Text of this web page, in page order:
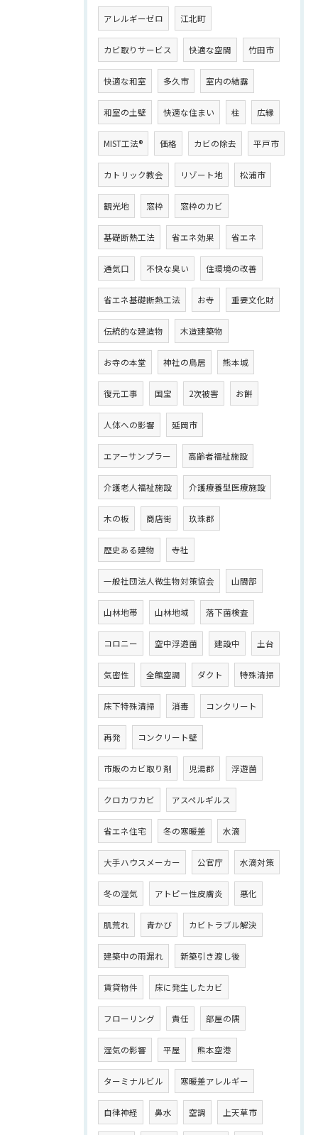
アレルギーゼロ 江北町
カビ取りサービス 快適な空間 竹田市
快適な和室 多久市 室内の結露
和室の土壁 快適な住まい 柱 広縁
MIST工法® 価格 カビの除去 平戸市
カトリック教会 リゾート地 松浦市
観光地 窓枠 窓枠のカビ
基礎断熱工法 省エネ効果 省エネ
通気口 不快な臭い 住環境の改善
省エネ基礎断熱工法 お寺 重要文化財
伝統的な建造物 木造建築物
お寺の本堂 神社の鳥居 熊本城
復元工事 国宝 2次被害 お餅
人体への影響 延岡市
エアーサンプラー 高齢者福祉施設
介護老人福祉施設 介護療養型医療施設
木の板 商店街 玖珠郡
歴史ある建物 寺社
一般社団法人微生物対策協会 山間部
山林地帯 山林地域 落下菌検査
コロニー 空中浮遊菌 建設中 土台
気密性 全館空調 ダクト 特殊清掃
床下特殊清掃 消毒 コンクリート
再発 コンクリート壁
市販のカビ取り剤 児湯郡 浮遊菌
クロカワカビ アスペルギルス
省エネ住宅 冬の寒暖差 水滴
大手ハウスメーカー 公官庁 水滴対策
冬の湿気 アトピー性皮膚炎 悪化
肌荒れ 青かび カビトラブル解決
建築中の雨漏れ 新築引き渡し後
賃貸物件 床に発生したカビ
フローリング 責任 部屋の隅
湿気の影響 平屋 熊本空港
ターミナルビル 寒暖差アレルギー
自律神経 鼻水 空調 上天草市